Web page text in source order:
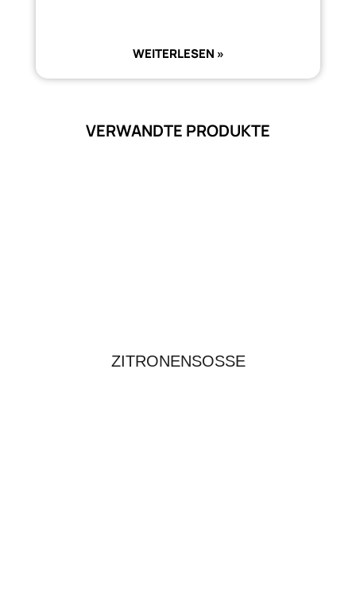
WEITERLESEN »
VERWANDTE PRODUKTE
ZITRONENSOSSE